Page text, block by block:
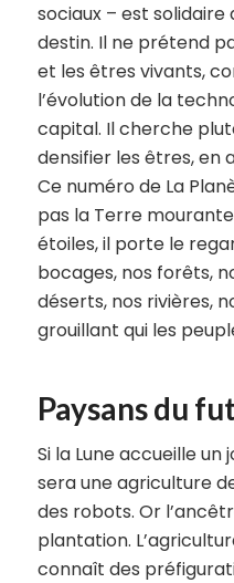
sociaux – est
destin. Il ne prétend
et les êtres vivants,
l’évolution de la
capital. Il cherche
densifier les êtres, en
Ce numéro de La
pas la Terre
étoiles, il porte le
bocages, nos forêts,
déserts, nos rivières,
grouillant qui les
Paysans du
Si la Lune accueille un
sera une agriculture
des robots. Or
plantation.
connaît des